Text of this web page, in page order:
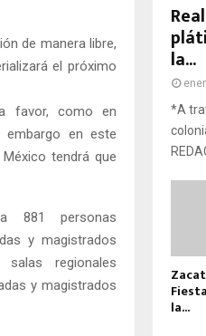
de manera libre,
el próximo
favor, como en
en este
tendrá que
personas
y magistrados
regionales
y magistrados
la...
*A
la...